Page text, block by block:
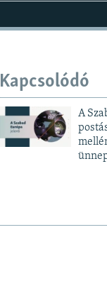
Kapcsolódó
A